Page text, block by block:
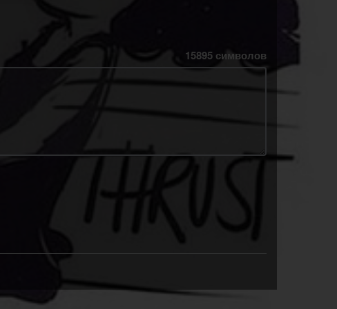
15895 символов